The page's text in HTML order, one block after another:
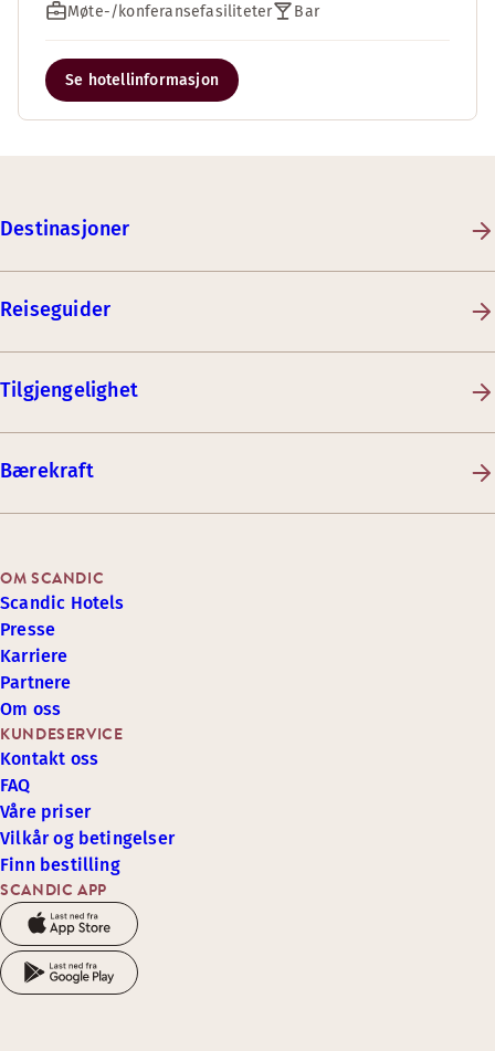
Møte-/konferansefasiliteter
Bar
Se hotellinformasjon
Destinasjoner
Reiseguider
Tilgjengelighet
Bærekraft
SCANDIC APP
KUNDESERVICE
Kontakt oss
FAQ
Våre priser
Vilkår og betingelser
Finn bestilling
OM SCANDIC
Scandic Hotels
Presse
Karriere
Partnere
Om oss